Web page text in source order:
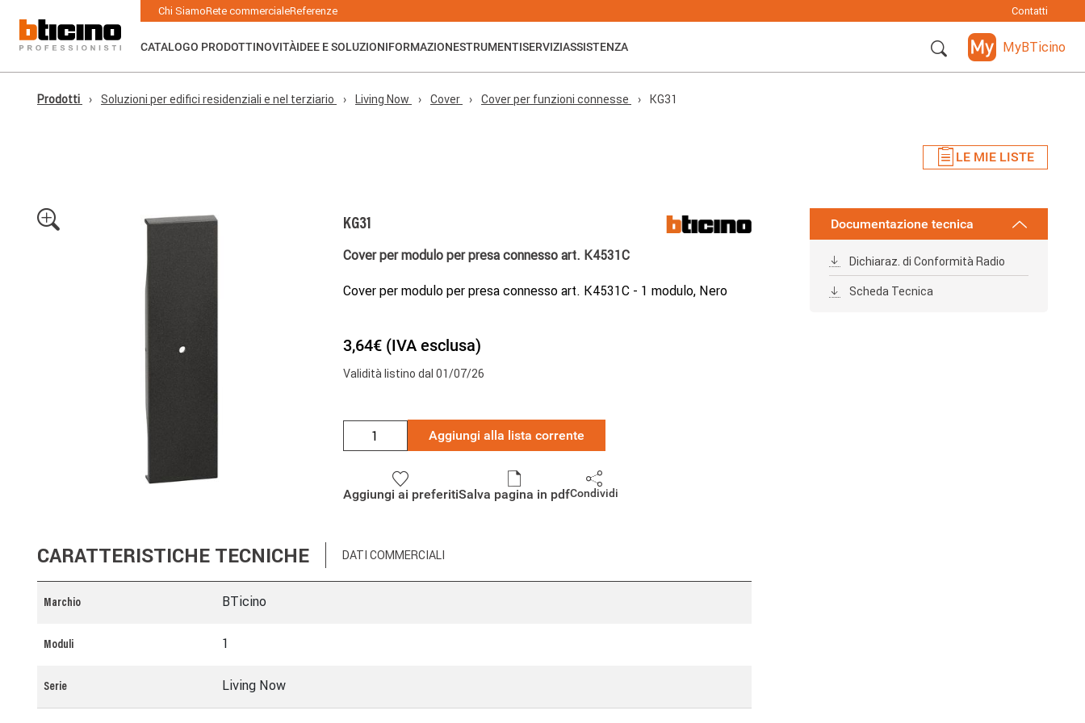
Chi SiamoRete commercialeReferenze Contatti
CATALOGO PRODOTTINOVITÀIDEE E SOLUZIONIFORMAZIONESTRUMENTISERVIZIASSISTENZA MyBTicino
Prodotti Soluzioni per edifici residenziali e nel terziario Living Now Cover Cover per funzioni connesse KG31
LE MIE LISTE
KG31
Cover per modulo per presa connesso art. K4531C
Cover per modulo per presa connesso art. K4531C - 1 modulo, Nero
3,64€ (IVA esclusa)
Validità listino dal 01/07/26
Aggiungi alla lista corrente
Aggiungi ai preferitiSalva pagina in pdfCondividi
CARATTERISTICHE TECNICHE DATI COMMERCIALI
Marchio BTicino
Moduli 1
Serie Living Now
Documentazione tecnica
Dichiaraz. di Conformità Radio
Scheda Tecnica